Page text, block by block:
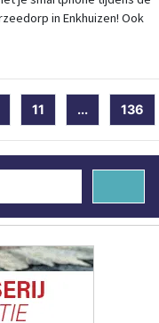
in Enkhuizen! Ook
11 ... 136